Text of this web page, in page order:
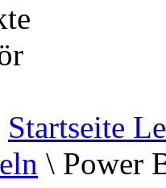
Startseite
\ Power